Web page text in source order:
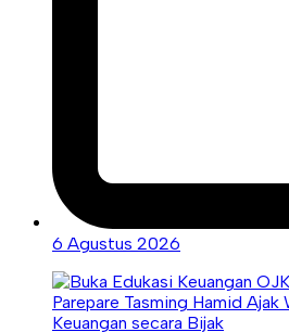
6 Agustus 2026